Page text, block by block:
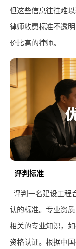
但这些信息往往难
律师收费标准不透
价比高的律师。
评判标准
评判一名建设工程
认的标准。专业资
相关的专业知识，
资格认证。根据中